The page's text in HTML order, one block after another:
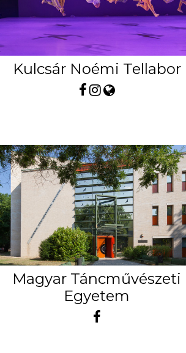
Kulcsár Noémi Tellabor
Magyar Táncművészeti
Egyetem